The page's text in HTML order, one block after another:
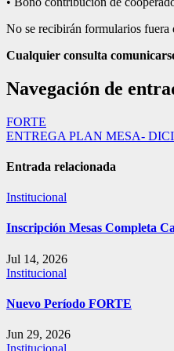
No se recibirán formularios fuera
Cualquier consulta
Navegación de
FORTE
ENTREGA PLAN MESA-
Entrada relacionada
Institucional
Inscripción Mesas Completa
Jul 14, 2026
Institucional
Nuevo Período FORTE
Jun 29, 2026